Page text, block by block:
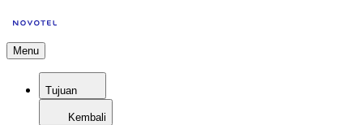
Menu
Tujuan
Kembali